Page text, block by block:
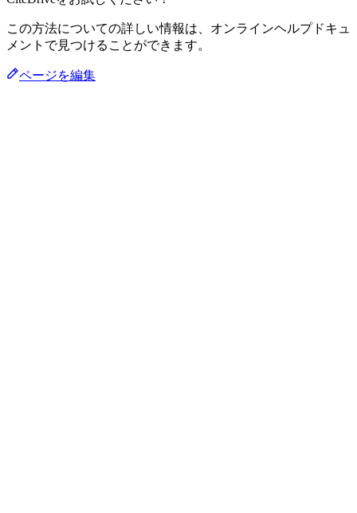
この方法についての詳しい情報は、オンラインヘルプドキュ
メントで見つけることができます。
ページを編集